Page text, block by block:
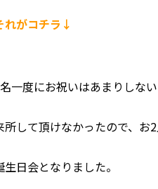
れがコチラ↓
一度にお祝いはあまりしな
所して頂けなかったので、お
生日会となりました。